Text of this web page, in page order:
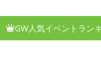
GW人気イベントラン